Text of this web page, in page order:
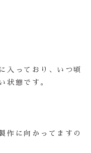
入っており、いつ頃
状態です。
作に向かってますの